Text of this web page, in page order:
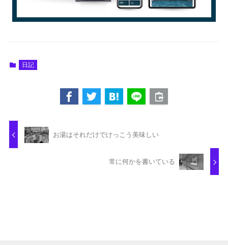
日記
お湯はそれだけでけっこう美味しい
常に何かを書いている